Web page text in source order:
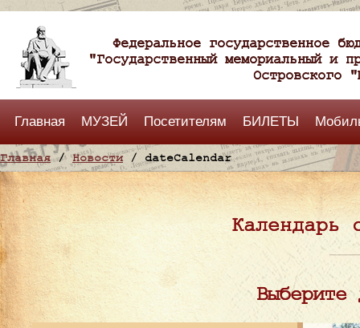
Федеральное государственное
"Государственный мемориальный и
Островского
Главная МУЗЕЙ Посетителям БИЛЕТЫ
Главная/Новости/ dateCalendar
Календарь
Выберите